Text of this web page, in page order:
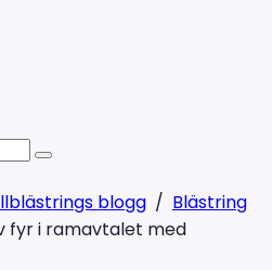
blogg / Blästring
fyr i ramavtalet med